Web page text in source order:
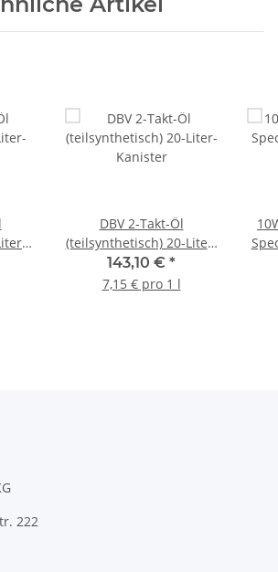
DBV 2-Takt-Öl
(teilsynthetisch) 20-Liter-
Kanister
143,10 € *
7,15 € pro 1 l
222